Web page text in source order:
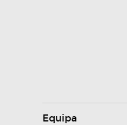
Equipa